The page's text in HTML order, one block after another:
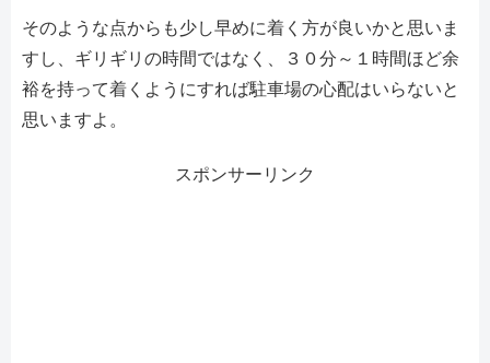
そのような点からも少し早めに着く方が良いかと思いま
すし、ギリギリの時間ではなく、３０分～１時間ほど余
裕を持って着くようにすれば駐車場の心配はいらないと
思いますよ。
スポンサーリンク